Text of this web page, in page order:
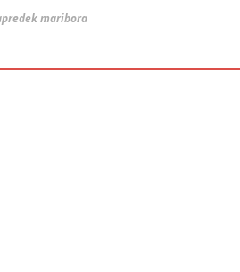
maribora